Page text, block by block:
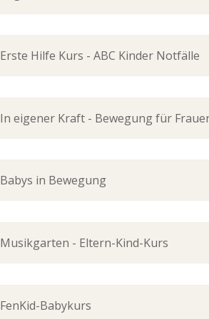
Erste Hilfe Kurs - ABC Kinder Notfälle
In eigener Kraft - Bewegung für
Babys in Bewegung
Musikgarten - Eltern-Kind-Kurs
FenKid-Babykurs